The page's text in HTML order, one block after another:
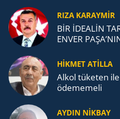
RIZA KARAYMIR
BİR İDEALİN
ENVER
TEŞKİLATI’NA
HİKMET ATİLLA
Alkol tü­ke­ten
öde­me­me­li
AYDIN NİKBAY